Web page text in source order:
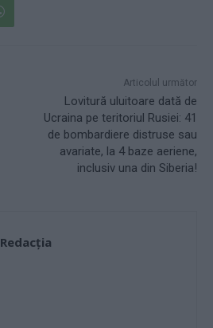
Articolul următor
Lovitură uluitoare dată de
Ucraina pe teritoriul Rusiei: 41
de bombardiere distruse sau
avariate, la 4 baze aeriene,
inclusiv una din Siberia!
Redacţia